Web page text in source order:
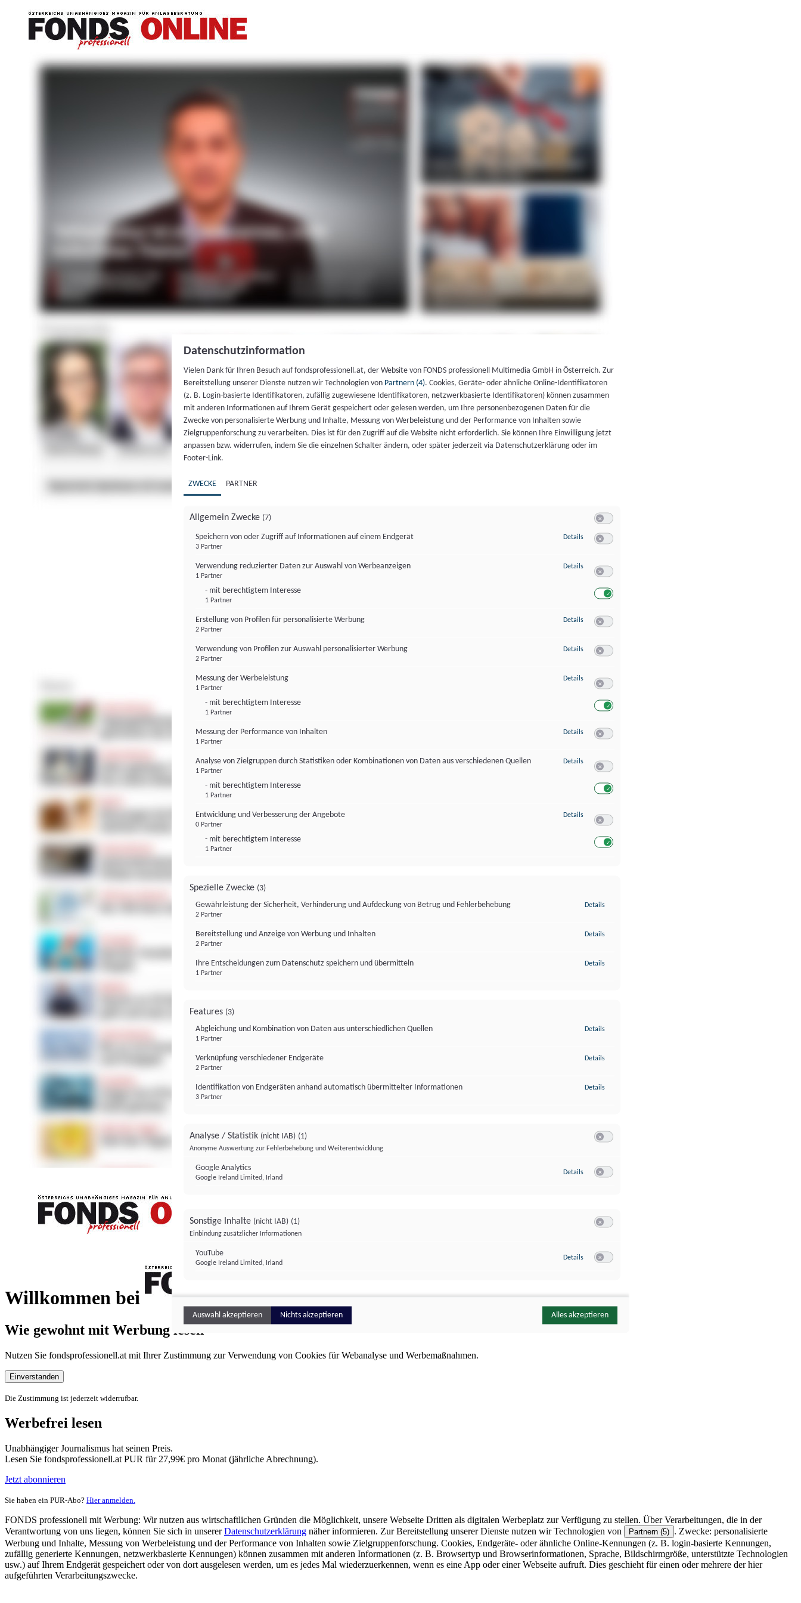
Willkommen bei
FONDS professionell
Wie gewohnt mit Werbung lesen
Nutzen Sie fondsprofessionell.at mit Ihrer Zustimmung zur Verwendung von Cookies für Webanalyse und Werbemaßnahmen.
Einverstanden
Die Zustimmung ist jederzeit widerrufbar.
Werbefrei lesen
Unabhängiger Journalismus hat seinen Preis.
Lesen Sie fondsprofessionell.at PUR für 27,99€ pro Monat (jährliche Abrechnung).
Jetzt abonnieren
Sie haben ein PUR-Abo? Hier anmelden.
FONDS professionell mit Werbung: Wir nutzen aus wirtschaftlichen Gründen die Möglichkeit, unsere Webseite Dritten als digitalen Werbeplatz zur Verfügung zu stellen. Über Verarbeitungen, die in der
Verantwortung von uns liegen, können Sie sich in unsererDatenschutzerklärung näher informieren. Zur Bereitstellung unserer Dienste nutzen wir Technologien von Partnern (5) . Zwecke: personalisierte
Werbung und Inhalte, Messung von Werbeleistung und der Performance von Inhalten sowie Zielgruppenforschung. Cookies, Endgeräte- oder ähnliche Online-Kennungen (z. B. login-basierte Kennungen,
zufällig generierte Kennungen, netzwerkbasierte Kennungen) können zusammen mit anderen Informationen (z. B. Browsertyp und Browserinformationen, Sprache, Bildschirmgröße, unterstützte Technologien
usw.) auf Ihrem Endgerät gespeichert oder von dort ausgelesen werden, um es jedes Mal wiederzuerkennen, wenn es eine App oder einer Webseite aufruft. Dies geschieht für einen oder mehrere der hier
aufgeführten Verarbeitungszwecke.
Datenschutzinformation
Vielen Dank für Ihren Besuch auf fondsprofessionell.at, der Website von FONDS professionell Multimedia GmbH in Österreich. Zur
Bereitstellung unserer Dienste nutzen wir Technologien von Partnern (4). Cookies, Geräte- oder ähnliche Online-Identifikatoren
(z. B. Login-basierte Identifikatoren, zufällig zugewiesene Identifikatoren, netzwerkbasierte Identifikatoren) können zusammen
mit anderen Informationen auf Ihrem Gerät gespeichert oder gelesen werden, um Ihre personenbezogenen Daten für die
Zwecke von personalisierte Werbung und Inhalte, Messung von Werbeleistung und der Performance von Inhalten sowie
Zielgruppenforschung zu verarbeiten. Dies ist für den Zugriff auf die Website nicht erforderlich. Sie können Ihre Einwilligung jetzt
anpassen bzw. widerrufen, indem Sie die einzelnen Schalter ändern, oder später jederzeit via Datenschutzerklärung oder im
Footer-Link.
ZWECKE PARTNER
Allgemein Zwecke (7)
Speichern von oder Zugriff auf Informationen auf einem Endgerät
3 Partner
Details zu Speichern von oder Zugriff auf Informationen auf einem Endgerät
Verwendung reduzierter Daten zur Auswahl von Werbeanzeigen
1 Partner
- mit berechtigtem Interesse
1 Partner
Details zu Verwendung reduzierter Daten zur Auswahl von Werbeanzeigen
Erstellung von Profilen für personalisierte Werbung
2 Partner
Details zu Erstellung von Profilen für personalisierte Werbung
Verwendung von Profilen zur Auswahl personalisierter Werbung
2 Partner
Details zu Verwendung von Profilen zur Auswahl personalisierter Werbung
Messung der Werbeleistung
1 Partner
- mit berechtigtem Interesse
1 Partner
Details zu Messung der Werbeleistung
Messung der Performance von Inhalten
1 Partner
Details zu Messung der Performance von Inhalten
Analyse von Zielgruppen durch Statistiken oder Kombinationen von Daten aus verschiedenen Quellen
1 Partner
- mit berechtigtem Interesse
1 Partner
Details zu Analyse von Zielgruppen durch Statistiken oder Kombinationen von
Entwicklung und Verbesserung der Angebote
0 Partner
- mit berechtigtem Interesse
1 Partner
Details zu Entwicklung und Verbesserung der Angebote
Spezielle Zwecke (3)
Gewährleistung der Sicherheit, Verhinderung und Aufdeckung von Betrug und Fehlerbehebung
2 Partner
Details
Bereitstellung und Anzeige von Werbung und Inhalten
2 Partner
Details
Ihre Entscheidungen zum Datenschutz speichern und übermitteln
1 Partner
Details
Features (3)
Abgleichung und Kombination von Daten aus unterschiedlichen Quellen
1 Partner
Details
Verknüpfung verschiedener Endgeräte
2 Partner
Details
Identifikation von Endgeräten anhand automatisch übermittelter Informationen
3 Partner
Details
Analyse / Statistik (nicht IAB) (1)
Anonyme Auswertung zur Fehlerbehebung und Weiterentwicklung
Google Analytics
Google Ireland Limited, Irland
Details zu Google Analytics
Sonstige Inhalte (nicht IAB) (1)
Einbindung zusätzlicher Informationen
YouTube
Google Ireland Limited, Irland
Details zu YouTube
Auswahl akzeptieren Nichts akzeptieren Alles akzeptieren